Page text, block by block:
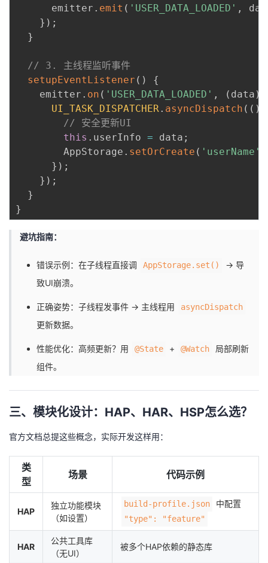
      emitter
. emit ( 'USER_DATA_LOADED' ,
} ) ;
}
// 3. 主线程监听事件
setupEventListener ( )
{
    emitter
. on ( 'USER_DATA_LOADED' , ( data )
UI_TASK_DISPATCHER. asyncDispatch ( ( )
// 安全更新UI
this . userInfo = data ;
        AppStorage
. setOrCreate ( 'userName'
} ) ;
} ) ;
}
}
​避坑指南：​
错误示例：在子线程直接调 AppStorage.set()
→ 导
致UI崩溃。
正确姿势：子线程发事件 → 主线程用 asyncDispatch
更新数据。
性能优化：高频更新？用 @State + @Watch
局部刷新
组件。
三、模块化设计：HAP、HAR、HSP怎么选？
官方文档总提这些概念，实际开发这样用：
类
型
场景 代码示例
​HAP​
独立功能模块
（如设置）
build-profile.json 中配置
"type": "feature"
​HAR​
公共工具库
（无UI）
被多个HAP依赖的静态库